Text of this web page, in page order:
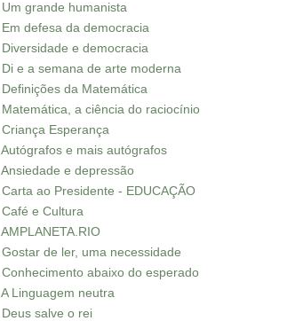
. Um grande humanista
. Em defesa da democracia
. Diversidade e democracia
. Di e a semana de arte moderna
. Definições da Matemática
. Matemática, a ciência do raciocínio
. Criança Esperança
. Autógrafos e mais autógrafos
. Ansiedade e depressão
. Carta ao Presidente - EDUCAÇÃO
. Café e Cultura
. AMPLANETA.RIO
. Gostar de ler, uma necessidade
. Conhecimento abaixo do esperado
. A Linguagem neutra
. Deus salve o rei